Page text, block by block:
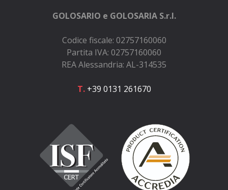
GOLOSARIO e GOLOSARIA S.r.l.
Codice fiscale: 02757160060
Partita IVA: 02757160060
REA Alessandria: AL-314535
T.+39 0131 261670